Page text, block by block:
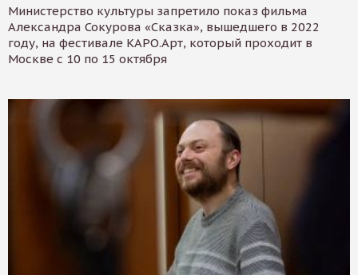
Министерство культуры запретило показ фильма
Александра Сокурова «Сказка», вышедшего в 2022
году, на фестивале КАРО.Арт, который проходит в
Москве с 10 по 15 октября